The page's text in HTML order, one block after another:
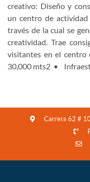
creativo: Diseño y
un centro de actividad
través de la cual se
creatividad. Trae
visitantes en el
30,000 mts2 •
Carrera 62 #